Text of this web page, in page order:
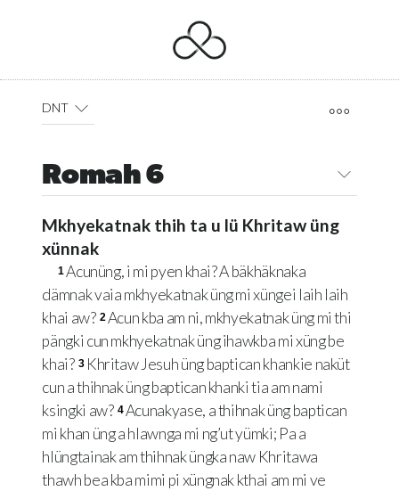
DNT
Romah 6
Mkhyekatnak thih ta u lü Khritaw üng
xünnak
1Acunüng, i mi pyen khai? A bäkhäknaka
dämnak vaia mkhyekatnak üng mi xüngei laih laih
khai aw? 2 Acun kba am ni, mkhyekatnak üng mi thi
pängki cun mkhyekatnak üng ihawkba mi xüng be
khai? 3 Khritaw Jesuh üng baptican khankie naküt
cun a thihnak üng baptican khanki tia am nami
ksingki aw? 4 Acunakyase, a thihnak üng baptican
mi khan üng a hlawnga mi ng’ut yümki; Pa a
hlüngtainak am thihnak üngka naw Khritawa
thawh bea kba mimi pi xüngnak kthai am mi ve